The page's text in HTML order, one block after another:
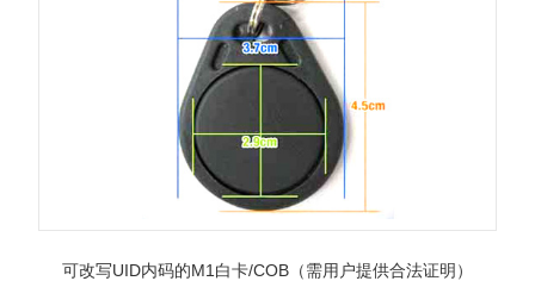
可改写UID内码的M1白卡/COB（需用户提供合法证明）